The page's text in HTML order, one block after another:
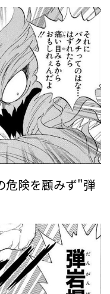
危険を顧みず"弾